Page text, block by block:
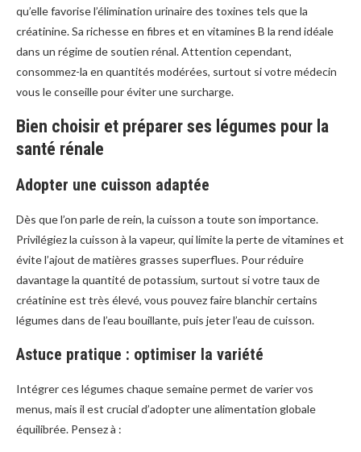
qu’elle favorise l’élimination urinaire des toxines tels que la
créatinine. Sa richesse en fibres et en vitamines B la rend idéale
dans un régime de soutien rénal. Attention cependant,
consommez-la en quantités modérées, surtout si votre médecin
vous le conseille pour éviter une surcharge.
Bien choisir et préparer ses légumes pour la
santé rénale
Adopter une cuisson adaptée
Dès que l’on parle de rein, la cuisson a toute son importance.
Privilégiez la cuisson à la vapeur, qui limite la perte de vitamines et
évite l’ajout de matières grasses superflues. Pour réduire
davantage la quantité de potassium, surtout si votre taux de
créatinine est très élevé, vous pouvez faire blanchir certains
légumes dans de l’eau bouillante, puis jeter l’eau de cuisson.
Astuce pratique : optimiser la variété
Intégrer ces légumes chaque semaine permet de varier vos
menus, mais il est crucial d’adopter une alimentation globale
équilibrée. Pensez à :